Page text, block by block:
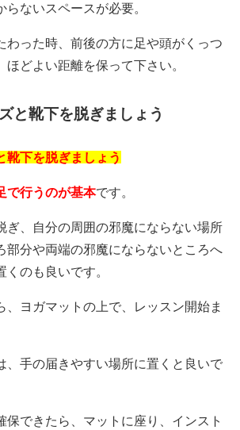
らないスペースが必要。
わった時、前後の方に足や頭がくっつ
ほどよい距離を保って下さい。
と靴下を脱ぎましょう
下を脱ぎましょう
で行うのが基本です。
ぎ、自分の周囲の邪魔にならない場所
部分や両端の邪魔にならないところへ
くのも良いです。
、ヨガマットの上で、レッスン開始ま
、手の届きやすい場所に置くと良いで
保できたら、マットに座り、インスト